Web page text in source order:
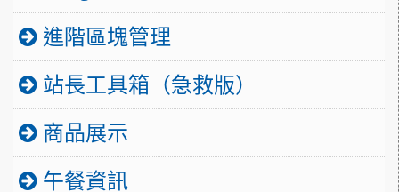
進階區塊管理
站長工具箱（急救版）
商品展示
午餐資訊